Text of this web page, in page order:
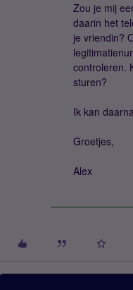
Zou je mij
daarin het
je vriendin?
controleren.
sturen?
Ik kan
Groetjes,
Alex